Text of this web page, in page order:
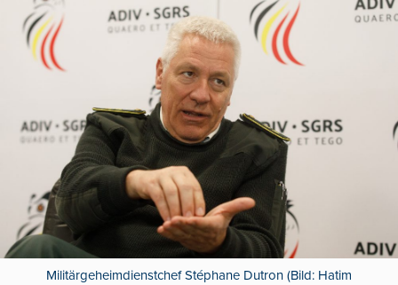
Militärgeheimdienstchef Stéphane Dutron (Bild: Hatim